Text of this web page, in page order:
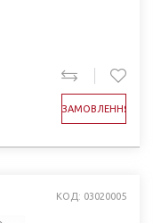
ЗАМОВЛЕННЯ
КОД: 03020005